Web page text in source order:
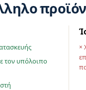
τον υπόλοιπο
×